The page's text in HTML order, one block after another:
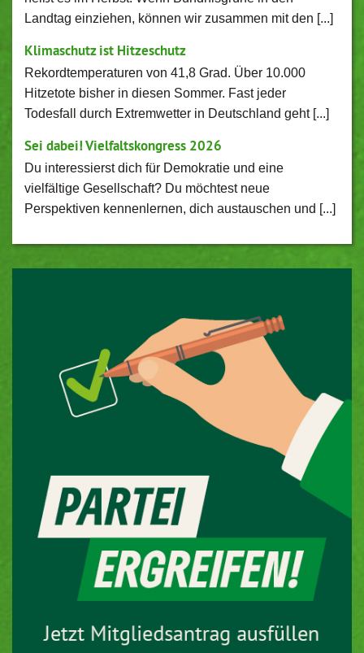
Landtag einziehen, können wir zusammen mit den [...]
Klimaschutz ist Hitzeschutz
Rekordtemperaturen von 41,8 Grad. Über 10.000
Hitzetote bisher in diesen Sommer. Fast jeder
Todesfall durch Extremwetter in Deutschland geht [...]
Sei dabei! Vielfaltskongress 2026
Du interessierst dich für Demokratie und eine
vielfältige Gesellschaft? Du möchtest neue
Perspektiven kennenlernen, dich austauschen und [...]